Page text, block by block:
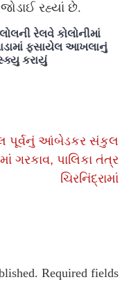
રહ્યાં છે.
રેલવે કોલોનીમાં
ફસાયેલ આખલાનું
કરાયું
પૂર્વનું આંબેડકર સંકુલ
ગરકાવ, પાલિકા તંત્ર
ચિરનિંદ્રામાં
Required fields